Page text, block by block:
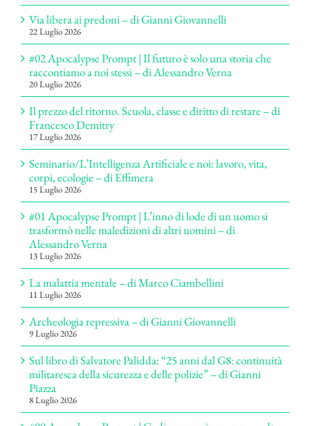
Via libera ai predoni – di Gianni Giovannelli
22 Luglio 2026
#02 Apocalypse Prompt | Il futuro è solo una storia che
raccontiamo a noi stessi – di Alessandro Verna
20 Luglio 2026
Il prezzo del ritorno. Scuola, classe e diritto di restare – di
Francesco Demitry
17 Luglio 2026
Seminario/L’Intelligenza Artificiale e noi: lavoro, vita,
corpi, ecologie – di Effimera
15 Luglio 2026
#01 Apocalypse Prompt | L’inno di lode di un uomo si
trasformò nelle maledizioni di altri uomini – di
Alessandro Verna
13 Luglio 2026
La malattia mentale – di Marco Ciambellini
11 Luglio 2026
Archeologia repressiva – di Gianni Giovannelli
9 Luglio 2026
Sul libro di Salvatore Palidda: “25 anni dal G8: continuità
militaresca della sicurezza e delle polizie” – di Gianni
Piazza
8 Luglio 2026